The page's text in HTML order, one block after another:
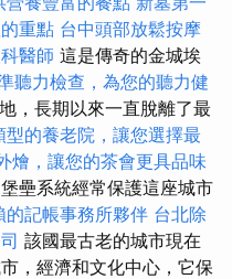
重點 台中頭部放鬆按摩
醫師 這是傳奇的金城埃
聽力檢查，為您的聽力健
，長期以來一直脫離了最
型的養老院，讓您選擇最
燴，讓您的茶會更具品味
壘系統經常保護這座城市
的記帳事務所夥伴 台北除
該國最古老的城市現在
，經濟和文化中心，它保